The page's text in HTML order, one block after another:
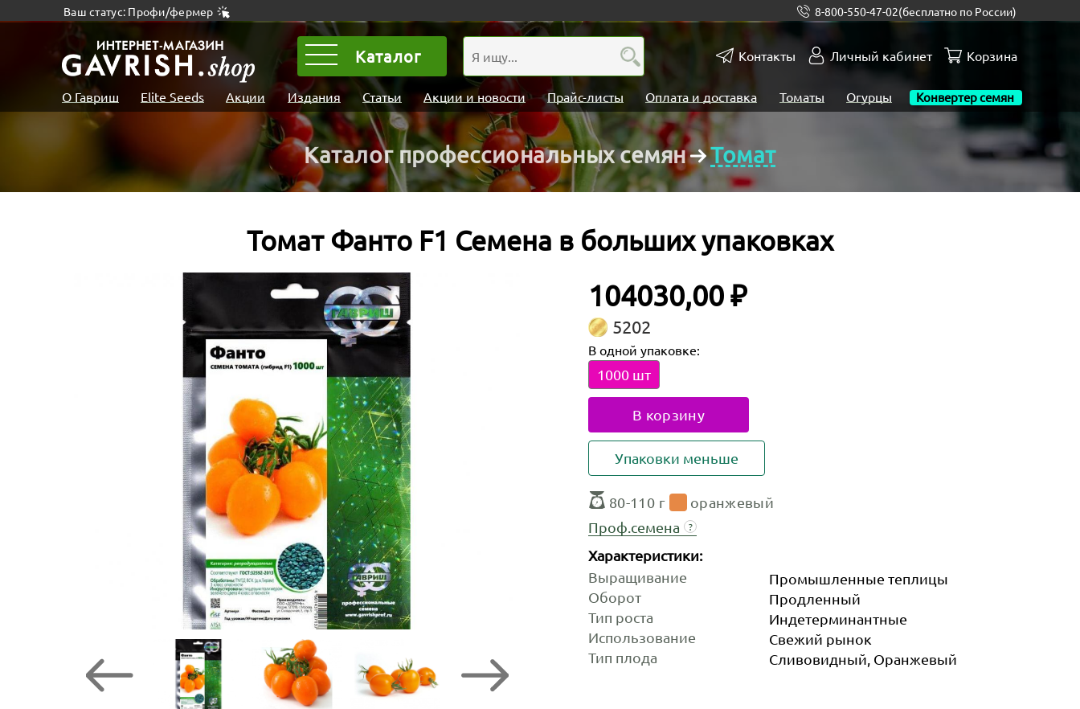
Ваш статус: Профи/фермер 8-800-550-47-02(бесплатно по России)
Каталог Контакты Личный кабинет Корзина
О Гавриш Elite Seeds Акции Издания Статьи Акции и новости Прайс-листы Оплата и доставка Томаты Огурцы Конвертер семян
Каталог профессиональных семян Томат
Томат Фанто F1 Семена в больших упаковках
104030,00 ₽
5202
В одной упаковке:
1000 шт
В корзину
Упаковки меньше
80-110 г
оранжевый
Проф.семена
?
Характеристики:
Выращивание
Промышленные теплицы
Оборот
Продленный
Тип роста
Индетер­минантные
Использование
Свежий рынок
Тип плода
Сливовидный, Оранжевый